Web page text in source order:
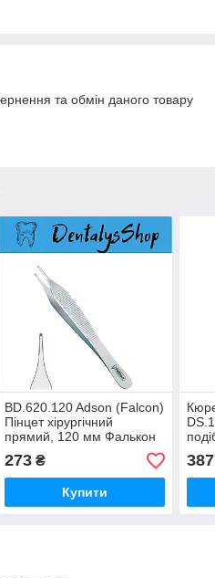
та обмін даного товару
BD.620.120 Adson (Falcon)
Пінцет хірургічний
прямий, 120 мм Фалькон
273₴
Купити
387